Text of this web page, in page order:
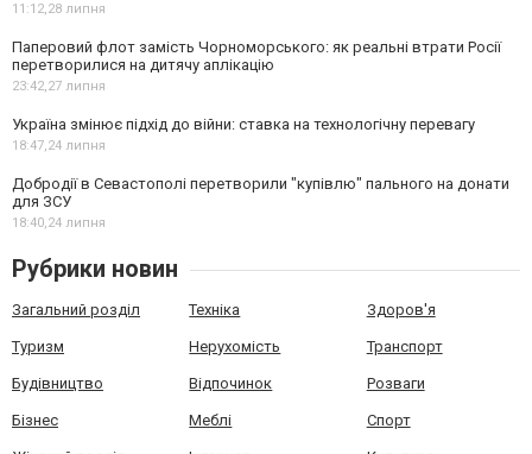
11:12,28 липня
Паперовий флот замість Чорноморського: як реальні втрати Росії
перетворилися на дитячу аплікацію
23:42,27 липня
Україна змінює підхід до війни: ставка на технологічну перевагу
18:47,24 липня
Добродії в Севастополі перетворили "купівлю" пального на донати
для ЗСУ
18:40,24 липня
Рубрики новин
Загальний розділ Техніка Здоров'я
Туризм Нерухомість Транспорт
Будівництво Відпочинок Розваги
Бізнес Меблі Спорт